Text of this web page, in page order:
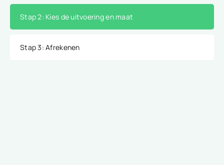
Stap 2: Kies de uitvoering en maat
Stap 3: Afrekenen